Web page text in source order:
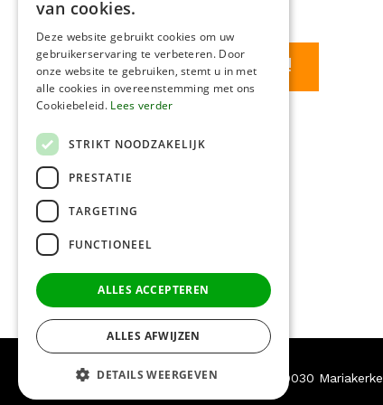
Contacteer ons vrijblijvend!
© Dakwerken Pauwels- Siriusstraat 5 9030 Mariakerke
van cookies.
Deze website gebruikt cookies om uw
gebruikerservaring te verbeteren. Door
onze website te gebruiken, stemt u in met
alle cookies in overeenstemming met ons
Cookiebeleid. Lees verder
STRIKT NOODZAKELIJK
PRESTATIE
TARGETING
FUNCTIONEEL
ALLES ACCEPTEREN
ALLES AFWIJZEN
DETAILS WEERGEVEN